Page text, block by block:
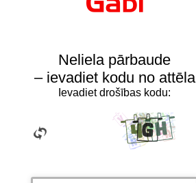
Neliela pārbaude
– ievadiet kodu no attēla
Ievadiet drošības kodu: